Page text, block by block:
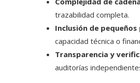
trazabilidad completa.
Inclusión de
capacidad técnica o
Transparencia y
auditorías